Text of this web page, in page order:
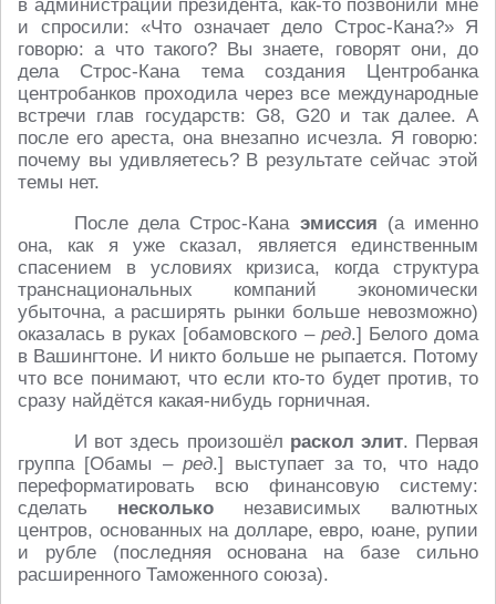
в администрации президента, как-то позвонили мне
и спросили: «Что означает дело Строс-Кана?» Я
говорю: а что такого? Вы знаете, говорят они, до
дела Строс-Кана тема создания Центробанка
центробанков проходила через все международные
встречи глав государств: G8, G20 и так далее. А
после его ареста, она внезапно исчезла. Я говорю:
почему вы удивляетесь? В результате сейчас этой
темы нет.
После дела Строс-Кана эмиссия (а именно
она, как я уже сказал, является единственным
спасением в условиях кризиса, когда структура
транснациональных компаний экономически
убыточна, а расширять рынки больше невозможно)
оказалась в руках [обамовского – ред.] Белого дома
в Вашингтоне. И никто больше не рыпается. Потому
что все понимают, что если кто-то будет против, то
сразу найдётся какая-нибудь горничная.
И вот здесь произошёл раскол элит. Первая
группа [Обамы –ред.] выступает за то, что надо
переформатировать всю финансовую систему:
сделать несколько независимых валютных
центров, основанных на долларе, евро, юане, рупии
и рубле (последняя основана на базе сильно
расширенного Таможенного союза).